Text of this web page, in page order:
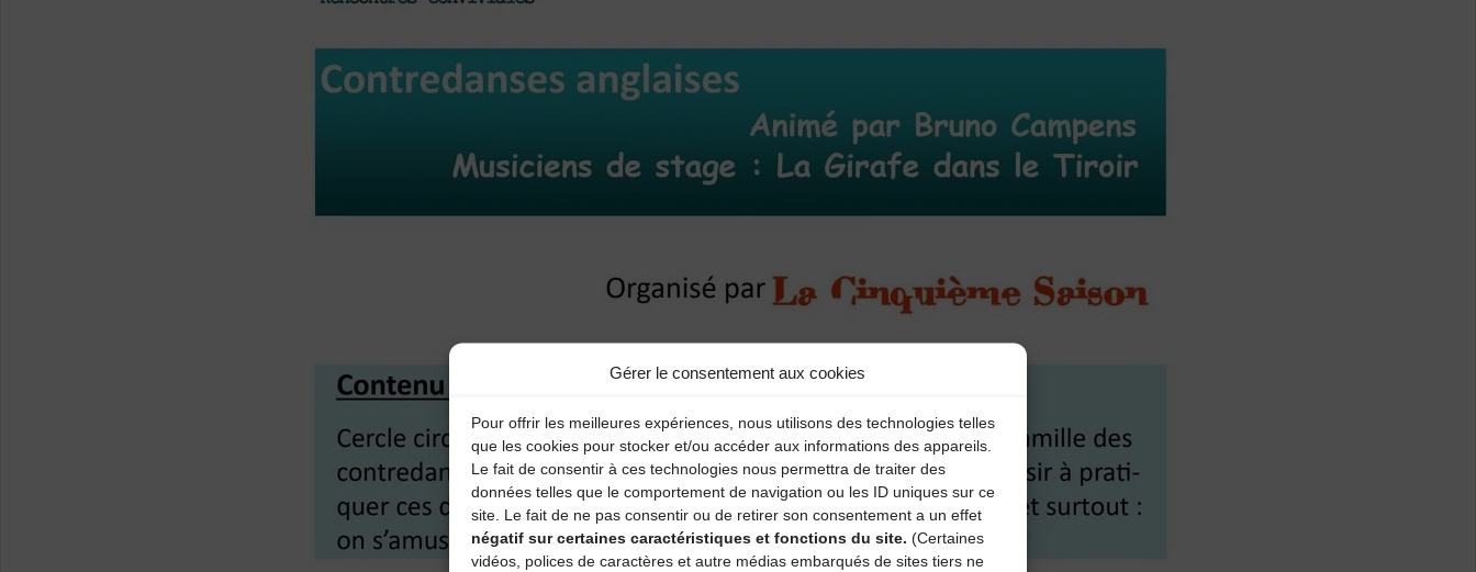
Gérer le consentement aux cookies
Pour offrir les meilleures expériences, nous utilisons des technologies telles
que les cookies pour stocker et/ou accéder aux informations des appareils.
Le fait de consentir à ces technologies nous permettra de traiter des
données telles que le comportement de navigation ou les ID uniques sur ce
site. Le fait de ne pas consentir ou de retirer son consentement a un effet
négatif sur certaines caractéristiques et fonctions du site. (Certaines
vidéos, polices de caractères et autre médias embarqués de sites tiers ne